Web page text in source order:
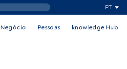
PT
Negócio Pessoas knowledge Hub